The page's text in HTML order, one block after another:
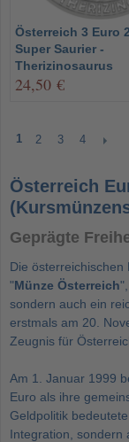
Österreich 3 Euro
Super Saurier -
Therizinosaurus
24,50 €
1 2 3 4
Österreich
Geprägte
Die
"Münze Österreich
sondern auch ein
erstmals am 20.
Zeugnis für
Am 1. Januar 1999
Euro als ihre
Geldpolitik
Integration, sondern